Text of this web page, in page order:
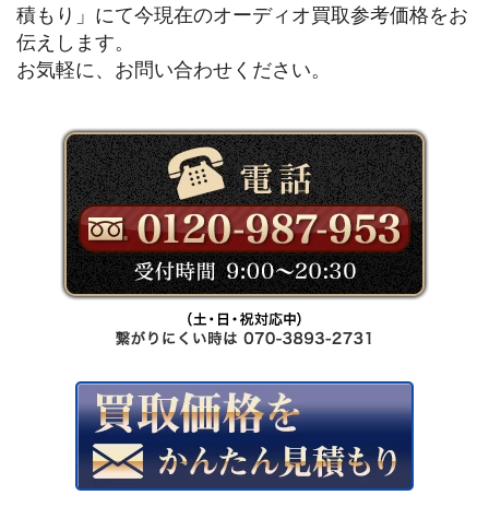
積もり」にて今現在のオーディオ買取参考価格をお
伝えします。
お気軽に、お問い合わせください。